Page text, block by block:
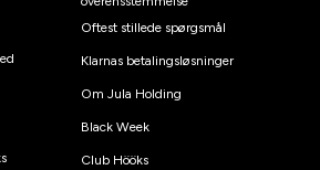
Oftest stillede spørgsmål
Klarnas betalingsløsninger
Om Jula Holding
Black Week
Club Hööks